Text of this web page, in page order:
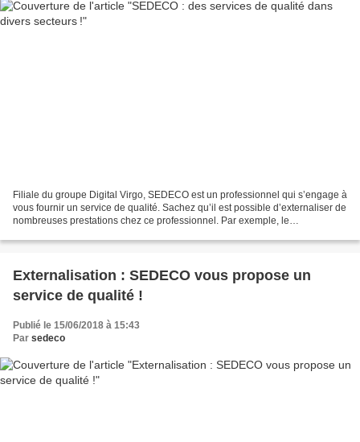
Filiale du groupe Digital Virgo, SEDECO est un professionnel qui s’engage à
vous fournir un service de qualité. Sachez qu’il est possible d’externaliser de
nombreuses prestations chez ce professionnel. Par exemple, le
Externalisation : SEDECO vous propose un
service de qualité !
Publié le 15/06/2018 à 15:43
Par sedeco